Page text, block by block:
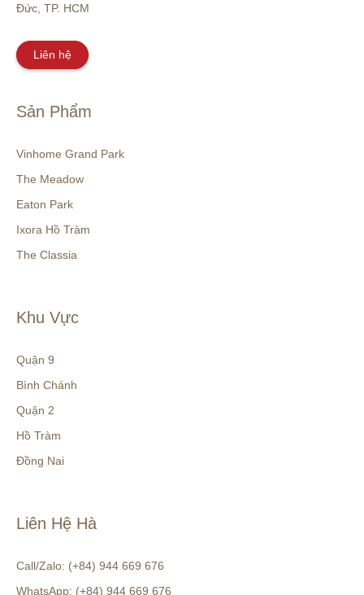
Đức, TP. HCM
Liên hệ
Sản Phẩm
Vinhome Grand Park
The Meadow
Eaton Park
Ixora Hồ Tràm
The Classia
Khu Vực
Quận 9
Bình Chánh
Quận 2
Hồ Tràm
Đồng Nai
Liên Hệ Hà
Call/Zalo: (+84) 944 669 676
WhatsApp: (+84) 944 669 676